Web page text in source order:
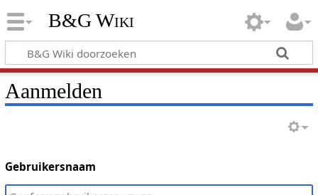
B&G Wiki
Aanmelden
Gebruikersnaam